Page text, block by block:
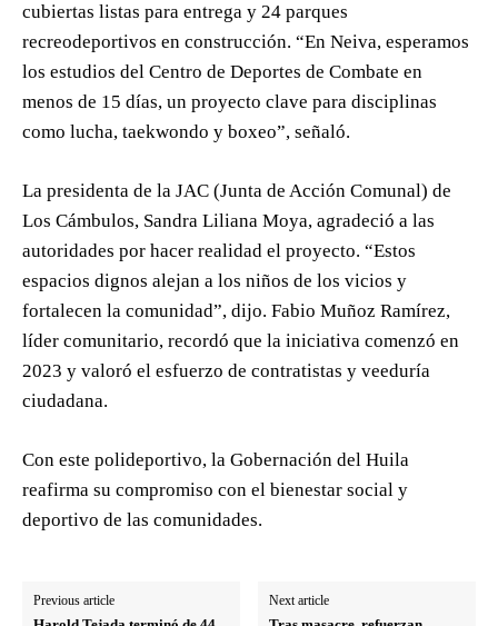
cubiertas listas para entrega y 24 parques
recreodeportivos en construcción. “En Neiva, esperamos
los estudios del Centro de Deportes de Combate en
menos de 15 días, un proyecto clave para disciplinas
como lucha, taekwondo y boxeo”, señaló.
La presidenta de la JAC (Junta de Acción Comunal) de
Los Cámbulos, Sandra Liliana Moya, agradeció a las
autoridades por hacer realidad el proyecto. “Estos
espacios dignos alejan a los niños de los vicios y
fortalecen la comunidad”, dijo. Fabio Muñoz Ramírez,
líder comunitario, recordó que la iniciativa comenzó en
2023 y valoró el esfuerzo de contratistas y veeduría
ciudadana.
Con este polideportivo, la Gobernación del Huila
reafirma su compromiso con el bienestar social y
deportivo de las comunidades.
Previous article Next article